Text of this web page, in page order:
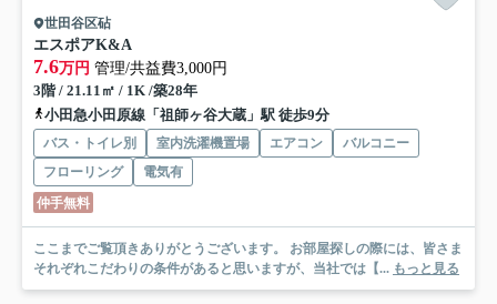
世田谷区砧
エスポアK&A
7.6万円 管理/共益費3,000円
3階 / 21.11㎡ / 1K /築28年
小田急小田原線「祖師ヶ谷大蔵」駅 徒歩9分
バス・トイレ別 室内洗濯機置場 エアコン
バルコニー
フローリング
電気有
仲手無料
ここまでご覧頂きありがとうございます。 お部屋探しの際には、皆さま
それぞれこだわりの条件があると思いますが、当社では【... もっと見る